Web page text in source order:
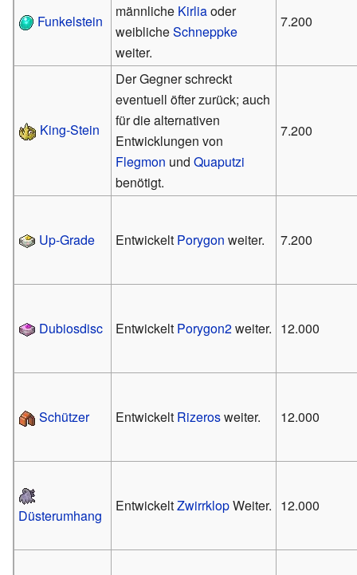
Funkelstein
männliche Kirliaoder
weiblicheSchneppke
weiter.
7.200
King-Stein
Der Gegner schreckt
eventuell öfter zurück; auch
für die alternativen
Entwicklungen von
Flegmon und Quaputzi
benötigt.
7.200
Up-Grade Entwickelt Porygon weiter. 7.200
Dubiosdisc Entwickelt Porygon2weiter. 12.000
Schützer Entwickelt Rizerosweiter. 12.000
Düsterumhang
EntwickeltZwirrklopWeiter. 12.000